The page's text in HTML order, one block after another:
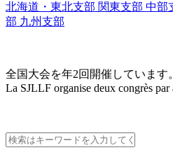
北海道・東北支部 関東支部 中部
部 九州支部
全国大会を年2回開催して
La SJLLF organise deux congrès par